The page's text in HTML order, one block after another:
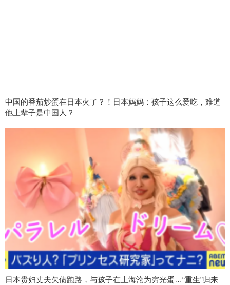
中国的番茄炒蛋在日本火了？！日本妈妈：孩子这么爱吃，难道
他上辈子是中国人？
日本贵妇丈夫欠债跑路，与孩子在上海沦为穷光蛋…“重生”归来